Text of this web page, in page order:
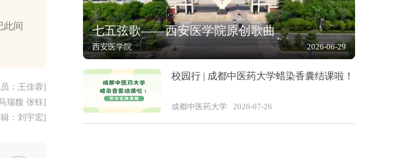
间
：王佳蓉]
瑞馥 张钰]
：刘宇宏]
七五弦歌——西安医学院原创歌曲
西安医学院 2026-06-29
校园行 | 成都中医药大学蜡染香囊结课啦！
成都中医药大学 2026-07-26